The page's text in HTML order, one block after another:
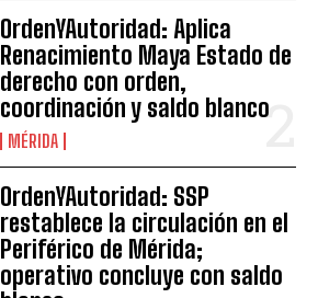
OrdenYAutoridad: Aplica
Renacimiento Maya Estado de
derecho con orden,
coordinación y saldo blanco
MÉRIDA
OrdenYAutoridad: SSP
restablece la circulación en el
Periférico de Mérida;
operativo concluye con saldo